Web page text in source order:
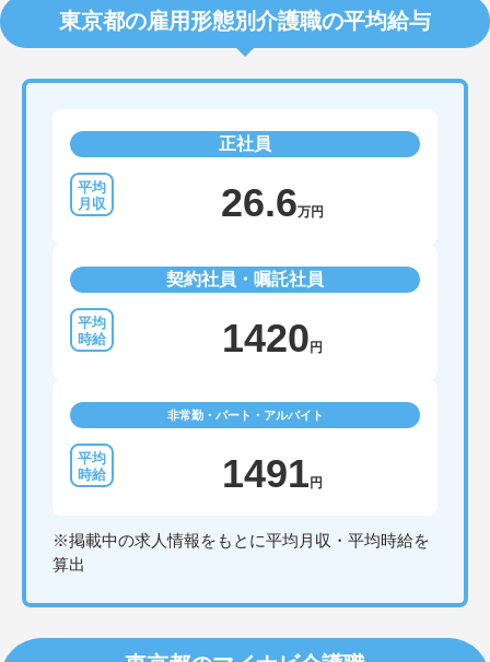
東京都の雇用形態別介護職の平均給与
正社員
26.6万円
契約社員・嘱託社員
1420円
非常勤・パート・アルバイト
1491円
※掲載中の求人情報をもとに平均月収・平均時給を
算出